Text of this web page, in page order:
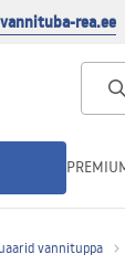
rea.ee
vannituppa